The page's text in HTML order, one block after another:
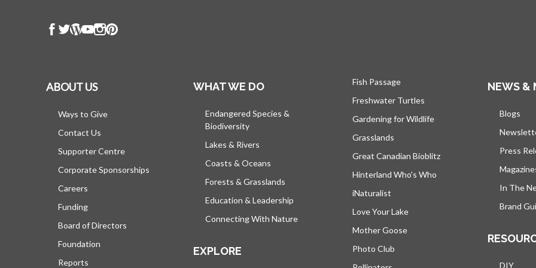
ABOUT US
Ways to Give
Contact Us
Supporter Centre
Corporate Sponsorships
Careers
Funding
Board of Directors
Foundation
Reports
WHAT WE DO
Endangered Species &
Biodiversity
Lakes & Rivers
Coasts & Oceans
Forests & Grasslands
Education & Leadership
Connecting With Nature
EXPLORE
Fish Passage
Freshwater Turtles
Gardening for Wildlife
Grasslands
Great Canadian Bioblitz
Hinterland Who's Who
iNaturalist
Love Your Lake
Mother Goose
Photo Club
NEWS &
Blogs
Press
In The
Brand
DIY